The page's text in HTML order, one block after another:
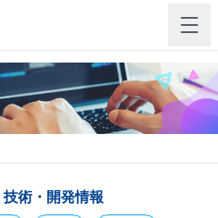
技術・開発情報